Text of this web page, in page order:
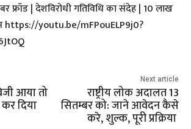
फ्रॉड | देशविरोधी गतिविधि का संदेह | 10 लाख
https://youtu.be/mFPouELP9j0?
आया तो
दिया
Next article
राष्ट्रीय लोक अदालत 13
सितम्बर को: जाने आवेदन कैसे
करे, शुल्क, पूरी प्रक्रिया